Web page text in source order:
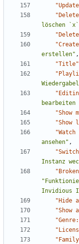
löschen
erstellen" ,
"Title"
"Show
"Show
"Watch
ansehen" ,
Instanz
Invidious
"Hide
"Show